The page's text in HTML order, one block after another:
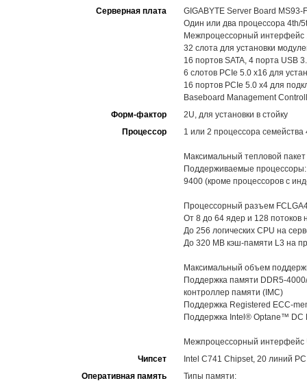
Серверная плата
GIGABYTE Server Board MS93-
Один или два процессора 4th/
Межпроцессорный интерфейс
32 слота для установки
16 портов SATA, 4 порта USB
6 слотов PCIe 5.0 x16 для
16 портов PCIe 5.0 x4 для
Baseboard Management
Форм-фактор
2U, для установки в стойку
Процессор
1 или 2 процессора
Максимальный тепловой
Поддерживаемые процессоры:
9400 (кроме процессоров с
Процессорный разъем
От 8 до 64 ядер и 128 потоков
До 256 логических CPU на
До 320 MB кэш-памяти L3 на
Максимальный объем
Поддержка памяти DDR5-
контроллер памяти (IMC)
Поддержка Registered ECC-
Поддержка Intel® Optane™ DC
Межпроцессорный интерфейс
Чипсет
Intel C741 Chipset, 20 линий
Оперативная память
Типы памяти: